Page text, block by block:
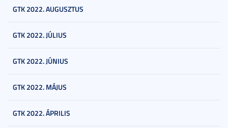
GTK 2022. AUGUSZTUS
GTK 2022. JÚLIUS
GTK 2022. JÚNIUS
GTK 2022. MÁJUS
GTK 2022. ÁPRILIS